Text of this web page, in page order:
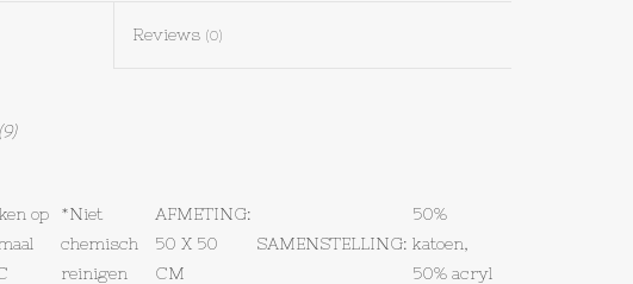
Reviews (0)
op
*Niet
chemisch
reinigen
AFMETING:
50 X 50
CM
SAMENSTELLING:
50%
katoen,
50% acryl